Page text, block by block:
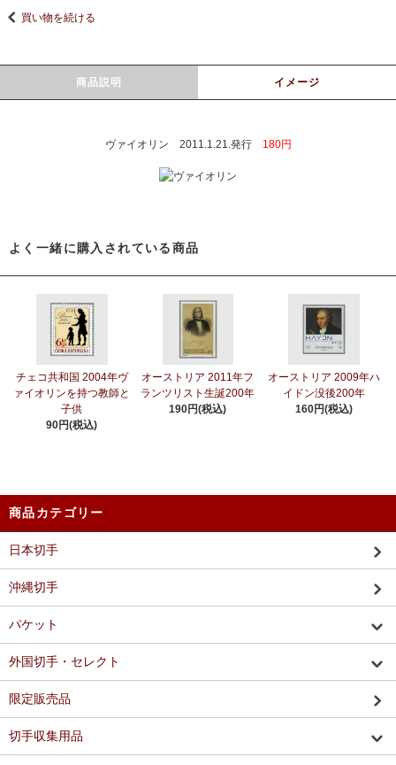
買い物を続ける
商品説明 イメージ
ヴァイオリン 2011.1.21.発行 180円
よく一緒に購入されている商品
チェコ共和国 2004年ヴ
ァイオリンを持つ教師と
子供
90円(税込)
オーストリア 2011年フ
ランツリスト生誕200年
190円(税込)
オーストリア 2009年ハ
イドン没後200年
160円(税込)
商品カテゴリー
日本切手
沖縄切手
パケット
外国切手・セレクト
限定販売品
切手収集用品